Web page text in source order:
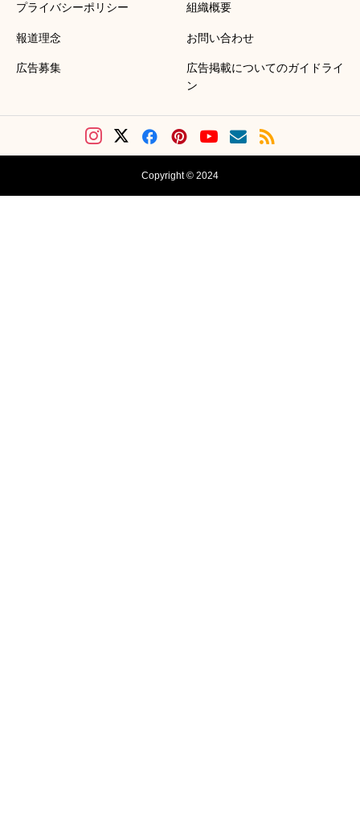
プライバシーポリシー 組織概要
報道理念 お問い合わせ
広告募集
広告掲載についてのガイドライ
ン
Copyright © 2024